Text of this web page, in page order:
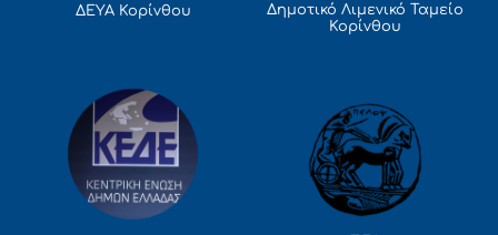
ΔΕΥΑ Κορίνθου
Δημοτικό Λιμενικό Ταμείο
Κορίνθου